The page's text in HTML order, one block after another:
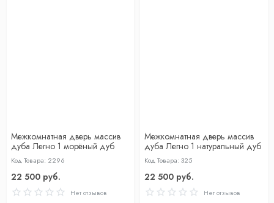
Межкомнатная дверь массив
дуба Легно 1 морёный дуб
Код Товара: 2296
22 500 руб.
Нет отзывов
Межкомнатная дверь массив
дуба Легно 1 натуральный дуб
Код Товара: 325
22 500 руб.
Нет отзывов